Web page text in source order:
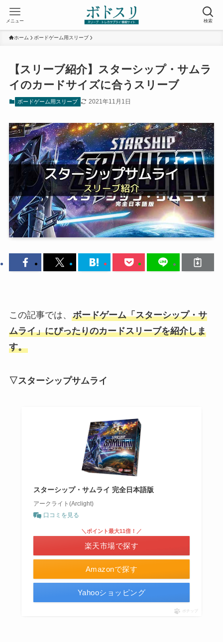
検索
メニュー
ホーム ボードゲーム用スリーブ
【スリーブ紹介】スターシップ・サムラ
イのカードサイズに合うスリーブ
ボードゲーム用スリーブ 2021年11月1日
この記事では、 ボードゲーム「スターシップ・サ
ムライ」にぴったりのカードスリーブを紹介しま
す。
▽スターシップサムライ
スターシップ・サムライ 完全日本語版
アークライト(Arclight)
口コミを見る
Amazonで探す
＼ポイント最大11倍！／
楽天市場で探す
Yahooショッピング
ポチップ